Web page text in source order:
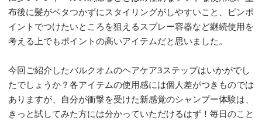
布後に髪がベタつかずにスタイリングがしやすいこと、ピンポ
イントでつけたいところを狙えるスプレー容器など継続使用を
考える上でもポイントの高いアイテムだと思いました。
今回ご紹介したバルクオムのヘアケア3ステップはいかがでし
たでしょうか？各アイテムの使用感には個人差がつきものでは
ありますが、自分が衝撃を受けた新感覚のシャンプー体験は、
きっと試してみた方には分かっていただけるはず！毎日のこと